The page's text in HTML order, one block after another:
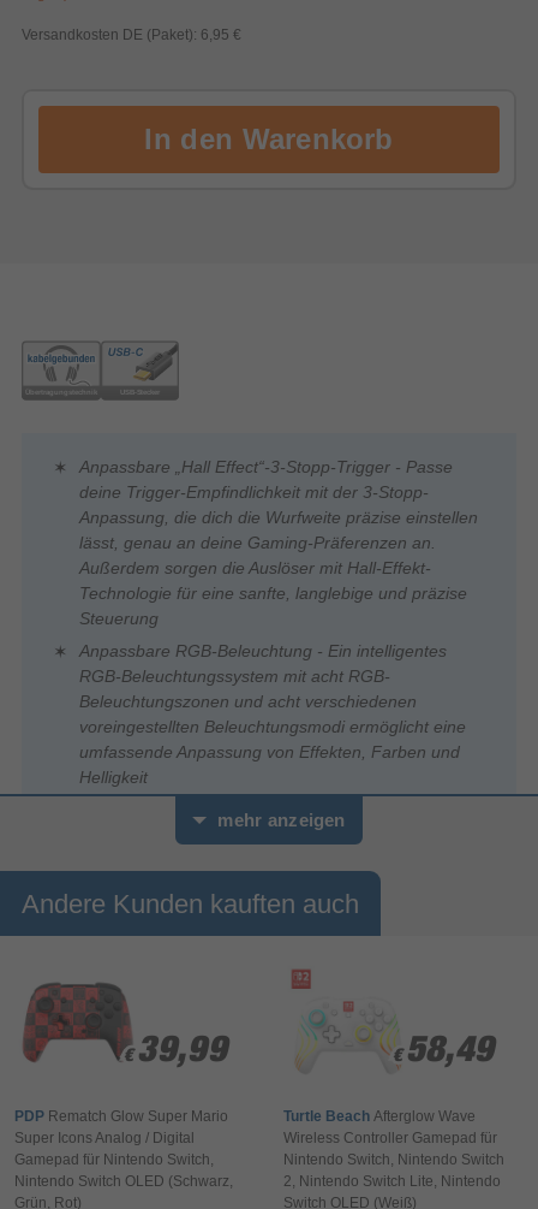
Versandkosten DE (Paket): 6,95 €
Anpassbare „Hall Effect“-3-Stopp-Trigger - Passe
deine Trigger-Empfindlichkeit mit der 3-Stopp-
Anpassung, die dich die Wurfweite präzise einstellen
lässt, genau an deine Gaming-Präferenzen an.
Außerdem sorgen die Auslöser mit Hall-Effekt-
Technologie für eine sanfte, langlebige und präzise
Steuerung
Anpassbare RGB-Beleuchtung - Ein intelligentes
RGB-Beleuchtungssystem mit acht RGB-
Beleuchtungszonen und acht verschiedenen
voreingestellten Beleuchtungsmodi ermöglicht eine
umfassende Anpassung von Effekten, Farben und
Helligkeit
Zwei zuweisbare Quick-Action-Tasten - Halte deine
wichtigsten Bedienelemente mit zwei zuweisbaren
ermöglichen
Audio-Einstellungen jederzeit an mit den
Steuerkreuz-Bedienelementen für Spiel/Chat-
Lautstärke-Balance und Master-Lautstärke sowie
einer eigenen „Mikrofon stummschalten“-Funktion
Offiziell lizenziert für Xbox und PC - Der Afterglow
Xbox Series X, Xbox Series S, Xbox One und PCs mit
Windows 10/11 über ein zuverlässiges 3 m langes
USB-C-Verbindungskabel
mehr anzeigen
Andere Kunden kauften auch
€ 39,99
€ 39,99
PDP Rematch Glow Super Mario
Super Icons Analog / Digital
Gamepad für Nintendo Switch,
Nintendo Switch OLED (Schwarz,
Grün, Rot)
€ 58,49
€ 58,49
Turtle Beach Afterglow Wave
Wireless Controller Gamepad für
Nintendo Switch, Nintendo Switch
2, Nintendo Switch Lite, Nintendo
Switch OLED (Weiß)